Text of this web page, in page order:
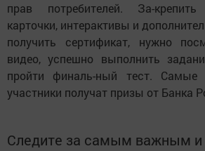
прав потребителей. За-
карточки, интерактивы и
получить сертификат, нужно
видео, успешно выполнить
пройти финаль-ный тест. Самые
участники получат призы от Банка
Следите за самым важным и